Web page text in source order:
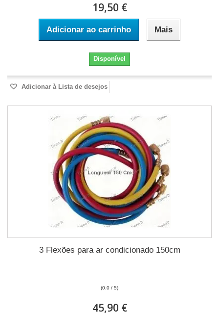
19,50 €
Adicionar ao carrinho Mais
Disponível
Adicionar à Lista de desejos
3 Flexões para ar condicionado 150cm
(0.0 / 5)
45,90 €